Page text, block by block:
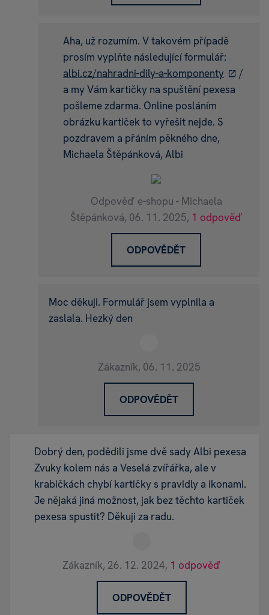
Aha, už rozumím. V takovém případě
prosím vyplňte následující formulář:
albi.cz/nahradni-dily-a-komponenty
/
a my Vám kartičky na spuštění pexesa
pošleme zdarma. Online posláním
obrázku kartiček to vyřešit nejde. S
pozdravem a přáním pěkného dne,
Michaela Štěpánková, Albi
Odpověď e-shopu - Michaela
Štěpánková, 06. 11. 2025, 1 odpověď
ODPOVĚDĚT
Moc děkuji. Formulář jsem vyplnila a
zaslala. Hezký den
Zákazník, 06. 11. 2025
ODPOVĚDĚT
Dobrý den, podědili jsme dvě sady Albi pexesa
Zvuky kolem nás a Veselá zvířářka, ale v
krabičkách chybí kartičky s pravidly a ikonami.
Je nějaká jiná možnost, jak bez těchto kartiček
pexesa spustit? Děkuji za radu.
Zákazník, 26. 12. 2024, 1 odpověď
ODPOVĚDĚT